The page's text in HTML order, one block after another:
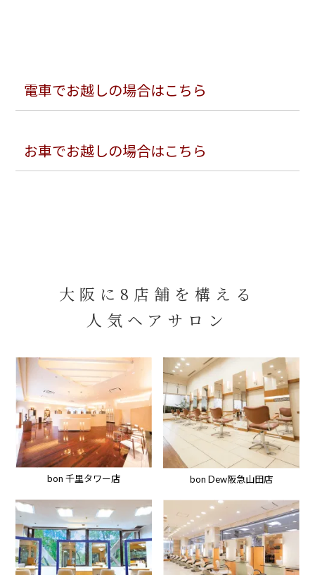
電車でお越しの場合はこちら
お車でお越しの場合はこちら
大阪に8店舗を構える
人気ヘアサロン
bon 千里タワー店 bon Dew阪急山田店